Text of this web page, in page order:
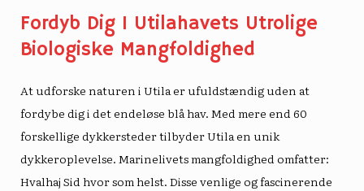
Fordyb Dig I Utilahavets Utrolige
Biologiske Mangfoldighed
At udforske naturen i Utila er ufuldstændig uden at
fordybe dig i det endeløse blå hav. Med mere end 60
forskellige dykkersteder tilbyder Utila en unik
dykkeroplevelse. Marinelivets mangfoldighed omfatter:
Hvalhaj Sid hvor som helst. Disse venlige og fascinerende